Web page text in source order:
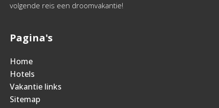
volgende reis een droomvakantie!
Pagina's
Home
Hotels
Vakantie links
Sitemap